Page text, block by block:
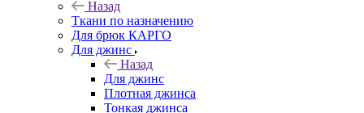
Назад
Ткани по назначению
Для брюк КАРГО
Для джинс
Назад
Для джинс
Плотная джинса
Тонкая джинса